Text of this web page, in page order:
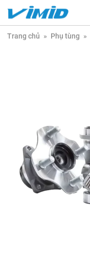
Trang chủ » Phụ tùng »